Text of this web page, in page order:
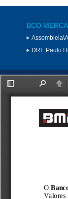
BCO
DRI: Paulo